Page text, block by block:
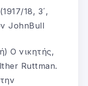
18, 3´,
JohnBull
Ο νικητής,
Ruttman.